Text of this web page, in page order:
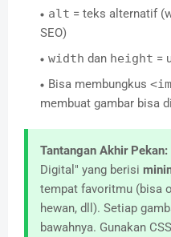
alt = teks alternatif
SEO)
width dan height =
Bisa membungkus
membuat gambar bisa
Tantangan Akhir Pekan:
Digital" yang berisi
tempat favoritmu (bisa
hewan, dll). Setiap
bawahnya. Gunakan